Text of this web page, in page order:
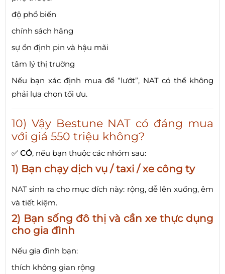
độ phổ biến
chính sách hãng
sự ổn định pin và hậu mãi
tâm lý thị trường
Nếu bạn xác định mua để “lướt”, NAT có thể không
phải lựa chọn tối ưu.
10) Vậy Bestune NAT có đáng mua
với giá 550 triệu không?
✅ CÓ, nếu bạn thuộc các nhóm sau:
1) Bạn chạy dịch vụ / taxi / xe công ty
NAT sinh ra cho mục đích này: rộng, dễ lên xuống, êm
và tiết kiệm.
2) Bạn sống đô thị và cần xe thực dụng
cho gia đình
Nếu gia đình bạn:
thích không gian rộng